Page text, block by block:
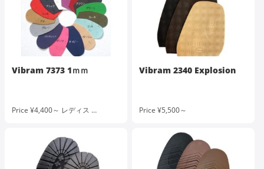
Vibram 7373 1ｍｍ
Price ¥4,400～ レディス …
Vibram 2340 Explosion
Price ¥5,500～